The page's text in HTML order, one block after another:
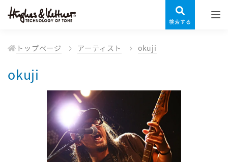
検索する
トップページ アーティスト okuji
okuji